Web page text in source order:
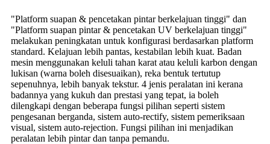
"Platform suapan & pencetakan pintar berkelajuan tinggi" dan
"Platform suapan pintar & pencetakan UV berkelajuan tinggi"
melakukan peningkatan untuk konfigurasi berdasarkan platform
standard. Kelajuan lebih pantas, kestabilan lebih kuat. Badan
mesin menggunakan keluli tahan karat atau keluli karbon dengan
lukisan (warna boleh disesuaikan), reka bentuk tertutup
sepenuhnya, lebih banyak tekstur. 4 jenis peralatan ini kerana
badannya yang kukuh dan prestasi yang tepat, ia boleh
dilengkapi dengan beberapa fungsi pilihan seperti sistem
pengesanan berganda, sistem auto-rectify, sistem pemeriksaan
visual, sistem auto-rejection. Fungsi pilihan ini menjadikan
peralatan lebih pintar dan tanpa pemandu.